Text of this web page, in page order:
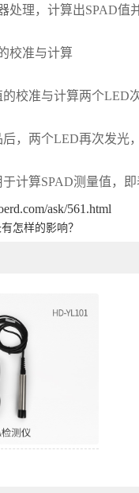
处理，计算出SPAD值
准与计算
准与计算两个LED次
两个LED再次发光，
算SPAD测量值，即
ask/561.html
怎样的影响？
测仪